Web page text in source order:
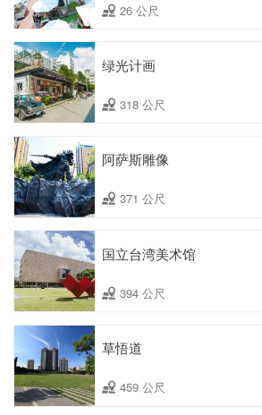
26 公尺
绿光计画
318 公尺
阿萨斯雕像
371 公尺
国立台湾美术馆
394 公尺
草悟道
459 公尺